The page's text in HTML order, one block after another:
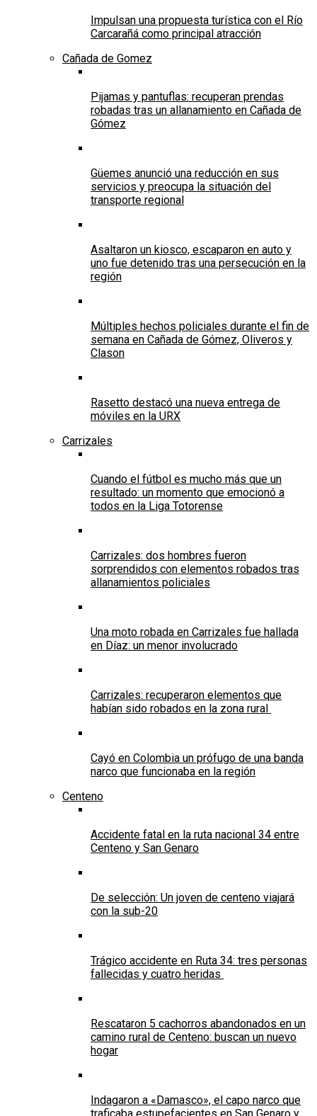
Impulsan una propuesta turística con el Río
Carcarañá como principal atracción
Cañada de Gomez
Pijamas y pantuflas: recuperan prendas
robadas tras un allanamiento en Cañada de
Gómez
Güemes anunció una reducción en sus
servicios y preocupa la situación del
transporte regional
Asaltaron un kiosco, escaparon en auto y
uno fue detenido tras una persecución en la
región
Múltiples hechos policiales durante el fin de
semana en Cañada de Gómez, Oliveros y
Clason
Rasetto destacó una nueva entrega de
móviles en la URX
Carrizales
Cuando el fútbol es mucho más que un
resultado: un momento que emocionó a
todos en la Liga Totorense
Carrizales: dos hombres fueron
sorprendidos con elementos robados tras
allanamientos policiales
Una moto robada en Carrizales fue hallada
en Díaz: un menor involucrado
Carrizales: recuperaron elementos que
habían sido robados en la zona rural
Cayó en Colombia un prófugo de una banda
narco que funcionaba en la región
Centeno
Accidente fatal en la ruta nacional 34 entre
Centeno y San Genaro
De selección: Un joven de centeno viajará
con la sub-20
Trágico accidente en Ruta 34: tres personas
fallecidas y cuatro heridas
Rescataron 5 cachorros abandonados en un
camino rural de Centeno: buscan un nuevo
hogar
Indagaron a «Damasco», el capo narco que